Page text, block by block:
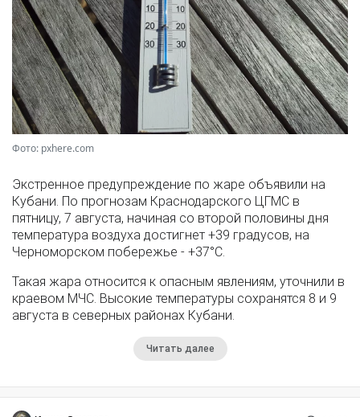
Фото: pxhere.com
Экстренное предупреждение по жаре объявили на
Кубани. По прогнозам Краснодарского ЦГМС в
пятницу, 7 августа, начиная со второй половины дня
температура воздуха достигнет +39 градусов, на
Черноморском побережье - +37°­С.
Такая жара относится к опасным явлениям, уточнили в
краевом МЧС. Высокие температуры сохранятся 8 и 9
августа в северных районах Кубани.
Читать далее